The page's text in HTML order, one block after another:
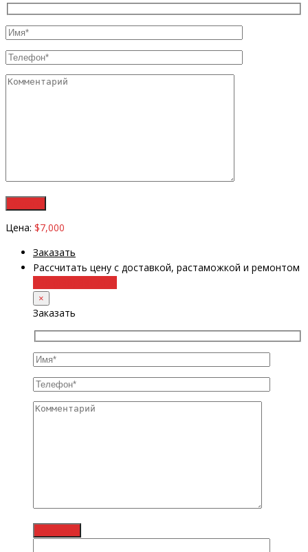
Цена: $7,000
Заказать
Рассчитать цену с доставкой, растаможкой и ремонтом
×
Заказать